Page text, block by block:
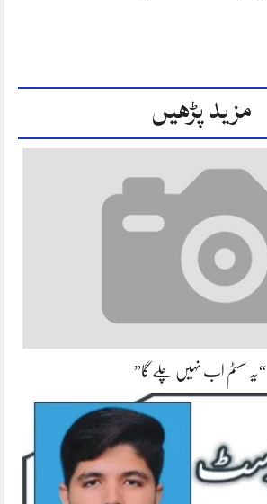
مزید پڑھیں
“یہ سسٹم اب نہیں چلے گا”